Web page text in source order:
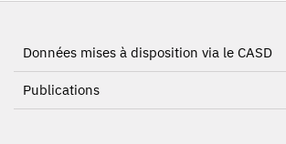
Données mises à disposition via le CASD
Publications